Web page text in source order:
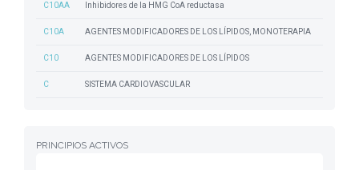
C10AA Inhibidores de la HMG CoA reductasa
C10A AGENTES MODIFICADORES DE LOS LÍPIDOS, MONOTERAPIA
C10 AGENTES MODIFICADORES DE LOS LÍPIDOS
C SISTEMA CARDIOVASCULAR
PRINCIPIOS ACTIVOS